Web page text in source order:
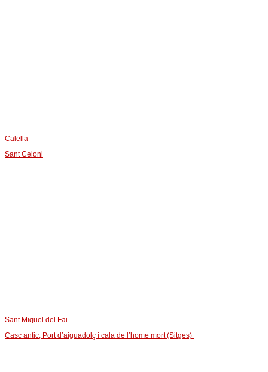
Calella
Sant Celoni
Sant Miquel del Fai
Casc antic, Port d’aiguadolç i cala de l’home mort (Sitges)